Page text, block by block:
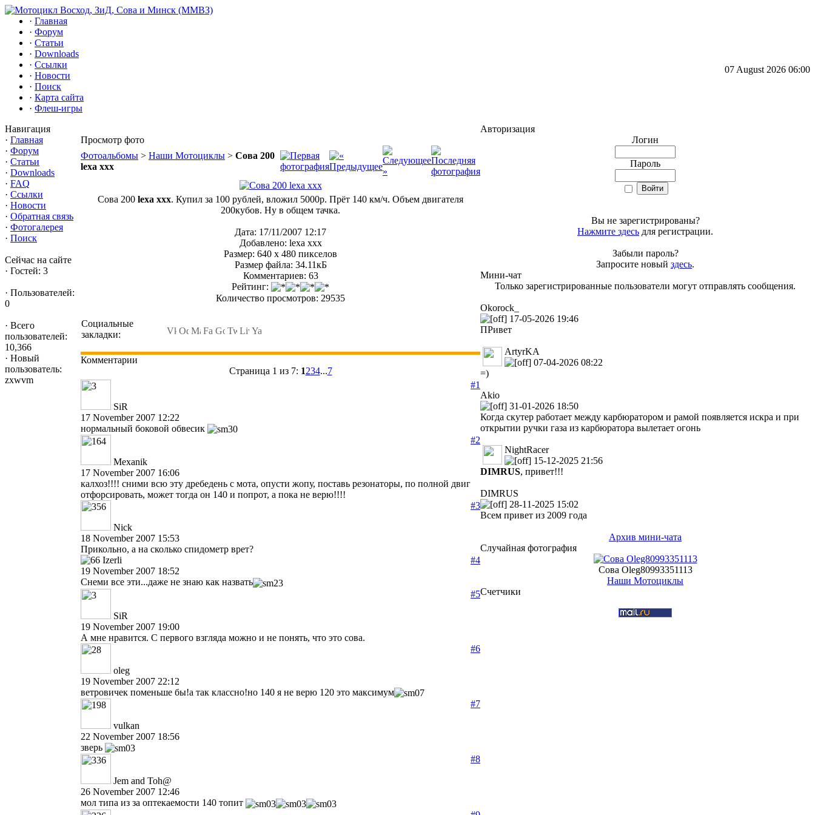
· Главная
· Форум
· Статьи
· Downloads
· Ссылки
· Новости
· Поиск
· Карта сайта
· Флеш-игры
07 August 2026 06:00
Навигация
· Главная
· Форум
· Статьи
· Downloads
· FAQ
· Ссылки
· Новости
· Обратная связь
· Фотогалерея
· Поиск
Сейчас на сайте
· Гостей: 3
· Пользователей:
0
· Всего
пользователей:
10,366
· Новый
пользователь:
zxwvm
Просмотр фото
Фотоальбомы > Наши Мотоциклы > Сова 200
lexa xxx
Сова 200 lexa xxx. Купил за 100 рублей, вложил 5000р. Прёт 140 км/ч. Объем двигателя
200кубов. Ну в общем тачка.
Дата: 17/11/2007 12:17
Добавлено: lexa xxx
Размер: 640 x 480 пикселов
Размер файла: 34.11кБ
Комментариев: 63
Рейтинг:
Количество просмотров: 29535
Социальные
закладки:
Комментарии
Страница 1 из 7: 1234...7
#1
SiR
17 November 2007 12:22
нормальный боковой обвесик
#2
Mexanik
17 November 2007 16:06
калхоз!!!! сними всю эту дребедень с мота, опусти жопу, поставь резонаторы, по полной двиг
отфорсировать, может тогда он 140 и попрот, а пока не верю!!!!
#3
Nick
18 November 2007 15:53
Прикольно, а на сколько спидометр врет?
#4
Izerli
19 November 2007 18:52
Снеми все эти...даже не знаю как назвать
#5
SiR
19 November 2007 19:00
А мне нравится. С первого взгляда можно и не понять, что это сова.
#6
oleg
19 November 2007 22:12
ветровичек поменьше бы!а так классно!но 140 я не верю 120 это максимум
#7
vulkan
22 November 2007 18:56
зверь
#8
Jem and Toh@
26 November 2007 12:46
мол типа из за оптекаемости 140 топит
Авторизация
Логин
Пароль
Вы не зарегистрированы?
Нажмите здесь для регистрации.
Забыли пароль?
Запросите новый здесь.
Мини-чат
Только зарегистрированные пользователи могут отправлять сообщения.
Okorock_
17-05-2026 19:46
ПРивет
ArtyrKA
07-04-2026 08:22
=)
Akio
31-01-2026 18:50
Когда скутер работает между карбюратором и рамой появляется искра и при
открытии ручки газа из карбюратора вылетает огонь
NightRacer
15-12-2025 21:56
DIMRUS, привет!!!
DIMRUS
28-11-2025 15:02
Всем привет из 2009 года
Архив мини-чата
Случайная фотография
Сова Oleg80993351113
Наши Мотоциклы
Счетчики